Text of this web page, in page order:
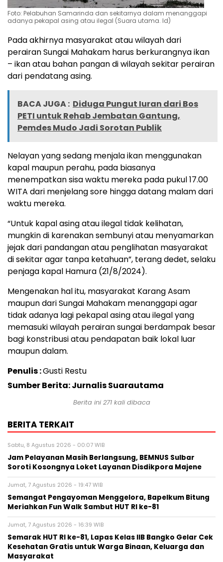
Foto: Pelabuhan Samarinda dan sekitarnya dalam menanggapi
adanya pekapal asing atau ilegal (Suara utama. Id)
Pada akhirnya masyarakat atau wilayah dari
perairan Sungai Mahakam harus berkurangnya ikan
– ikan atau bahan pangan di wilayah sekitar perairan
dari pendatang asing.
BACA JUGA : Diduga Pungut Iuran dari Bos
PETI untuk Rehab Jembatan Gantung,
Pemdes Mudo Jadi Sorotan Publik
Nelayan yang sedang menjala ikan menggunakan
kapal maupun perahu, pada biasanya
menempatkan sisa waktu mereka pada pukul 17.00
WITA dari menjelang sore hingga datang malam dari
waktu mereka.
“Untuk kapal asing atau ilegal tidak kelihatan,
mungkin di karenakan sembunyi atau menyamarkan
jejak dari pandangan atau penglihatan masyarakat
di sekitar agar tanpa ketahuan”, terang dedet, selaku
penjaga kapal Hamura (21/8/2024).
Mengenakan hal itu, masyarakat Karang Asam
maupun dari Sungai Mahakam menanggapi agar
tidak adanya lagi pekapal asing atau ilegal yang
memasuki wilayah perairan sungai berdampak besar
bagi konstribusi atau pendapatan baik lokal luar
maupun dalam.
Penulis :Gusti Restu
Sumber Berita: Jurnalis Suarautama
Berita ini 271kali dibaca
BERITA TERKAIT
Sabtu, 8 Agustus 2026 - 00:07 WIB
Jam Pelayanan Masih Berlangsung, BEMNUS Sulbar
Soroti Kosongnya Loket Layanan Disdikpora Majene
Jumat, 7 Agustus 2026 - 19:47 WIB
Semangat Pengayoman Menggelora, Bapelkum Bitung
Meriahkan Fun Walk Sambut HUT RI ke-81
Jumat, 7 Agustus 2026 - 16:39 WIB
Semarak HUT RI ke-81, Lapas Kelas IIB Bangko Gelar Cek
Kesehatan Gratis untuk Warga Binaan, Keluarga dan
Masyarakat